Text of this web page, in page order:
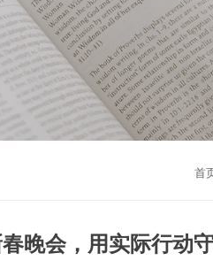
首
晚会，用实际行动